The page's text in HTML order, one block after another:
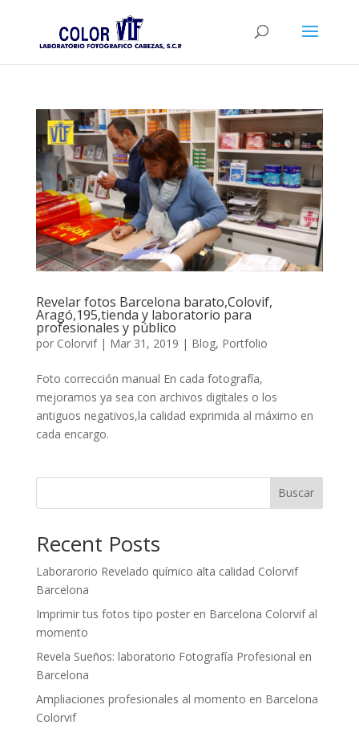
Revelar fotos Barcelona barato,Colovif,
Aragó,195,tienda y laboratorio para
profesionales y público
por Colorvif| Mar 31, 2019 | Blog, Portfolio
Foto corrección manual En cada fotografía,
mejoramos ya sea con archivos digitales o los
antiguos negativos,la calidad exprimida al máximo en
cada encargo.
Buscar
Recent Posts
Laborarorio Revelado químico alta calidad Colorvif
Barcelona
Imprimir tus fotos tipo poster en Barcelona Colorvif al
momento
Revela Sueños: laboratorio Fotografía Profesional en
Barcelona
Ampliaciones profesionales al momento en Barcelona
Colorvif